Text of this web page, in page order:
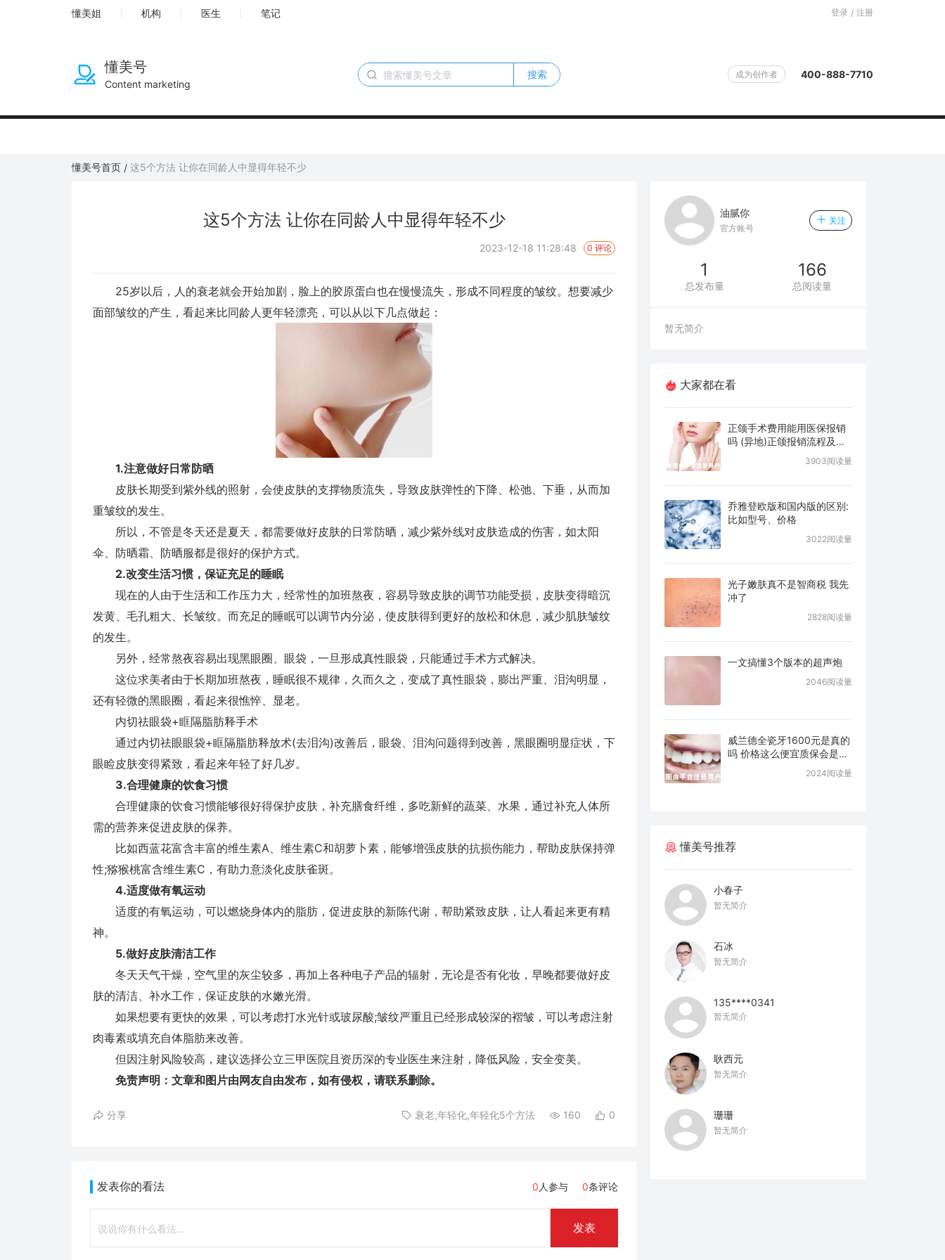
懂美姐 机构 医生 笔记 登录 / 注册
懂美号
Content marketing
搜索 成为创作者 400-888-7710
懂美号首页 / 这5个方法 让你在同龄人中显得年轻不少
这5个方法 让你在同龄人中显得年轻不少
2023-12-18 11:28:48 0 评论
25岁以后，人的衰老就会开始加剧，脸上的胶原蛋白也在慢慢流失，形成不同程度的皱纹。想要减少
面部皱纹的产生，看起来比同龄人更年轻漂亮，可以从以下几点做起：
1.注意做好日常防晒
皮肤长期受到紫外线的照射，会使皮肤的支撑物质流失，导致皮肤弹性的下降、松弛、下垂，从而加
重皱纹的发生。
所以，不管是冬天还是夏天，都需要做好皮肤的日常防晒，减少紫外线对皮肤造成的伤害，如太阳
伞、防晒霜、防晒服都是很好的保护方式。
2.改变生活习惯，保证充足的睡眠
现在的人由于生活和工作压力大，经常性的加班熬夜，容易导致皮肤的调节功能受损，皮肤变得暗沉
发黄、毛孔粗大、长皱纹。而充足的睡眠可以调节内分泌，使皮肤得到更好的放松和休息，减少肌肤皱纹
的发生。
另外，经常熬夜容易出现黑眼圈、眼袋，一旦形成真性眼袋，只能通过手术方式解决。
这位求美者由于长期加班熬夜，睡眠很不规律，久而久之，变成了真性眼袋，膨出严重、泪沟明显，
还有轻微的黑眼圈，看起来很憔悴、显老。
内切祛眼袋+眶隔脂肪释手术
通过内切祛眼眼袋+眶隔脂肪释放术(去泪沟)改善后，眼袋、泪沟问题得到改善，黑眼圈明显症状，下
眼睑皮肤变得紧致，看起来年轻了好几岁。
3.合理健康的饮食习惯
合理健康的饮食习惯能够很好得保护皮肤，补充膳食纤维，多吃新鲜的蔬菜、水果，通过补充人体所
需的营养来促进皮肤的保养。
比如西蓝花富含丰富的维生素A、维生素C和胡萝卜素，能够增强皮肤的抗损伤能力，帮助皮肤保持弹
性;猕猴桃富含维生素C，有助力意淡化皮肤雀斑。
4.适度做有氧运动
适度的有氧运动，可以燃烧身体内的脂肪，促进皮肤的新陈代谢，帮助紧致皮肤，让人看起来更有精
神。
5.做好皮肤清洁工作
冬天天气干燥，空气里的灰尘较多，再加上各种电子产品的辐射，无论是否有化妆，早晚都要做好皮
肤的清洁、补水工作，保证皮肤的水嫩光滑。
如果想要有更快的效果，可以考虑打水光针或玻尿酸;皱纹严重且已经形成较深的褶皱，可以考虑注射
肉毒素或填充自体脂肪来改善。
但因注射风险较高，建议选择公立三甲医院且资历深的专业医生来注射，降低风险，安全变美。
免责声明：文章和图片由网友自由发布，如有侵权，请联系删除。
分享 衰老,年轻化,年轻化5个方法 160 0
发表你的看法 0 人参与 0条评论
发表
油腻你
官方账号
关注
1
总发布量
166
总阅读量
暂无简介
大家都在看
正颌手术费用能用医保报销
吗 (异地)正颌报销流程及条
3903阅读量
乔雅登欧版和国内版的区别:
比如型号、价格
3022阅读量
光子嫩肤真不是智商税 我先
冲了
2828阅读量
一文搞懂3个版本的超声炮
2046阅读量
威兰德全瓷牙1600元是真的
吗 价格这么便宜质保会是几
2024阅读量
懂美号推荐
小春子
暂无简介
石冰
暂无简介
135****0341
暂无简介
耿西元
暂无简介
珊珊
暂无简介